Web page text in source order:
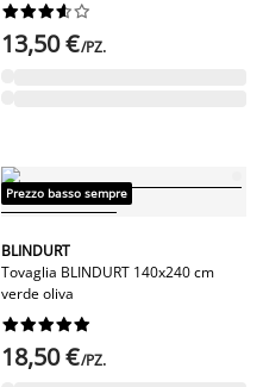






13,50 €/PZ.
Prezzo basso sempre
BLINDURT
Tovaglia BLINDURT 140x240 cm
verde oliva






18,50 €/PZ.